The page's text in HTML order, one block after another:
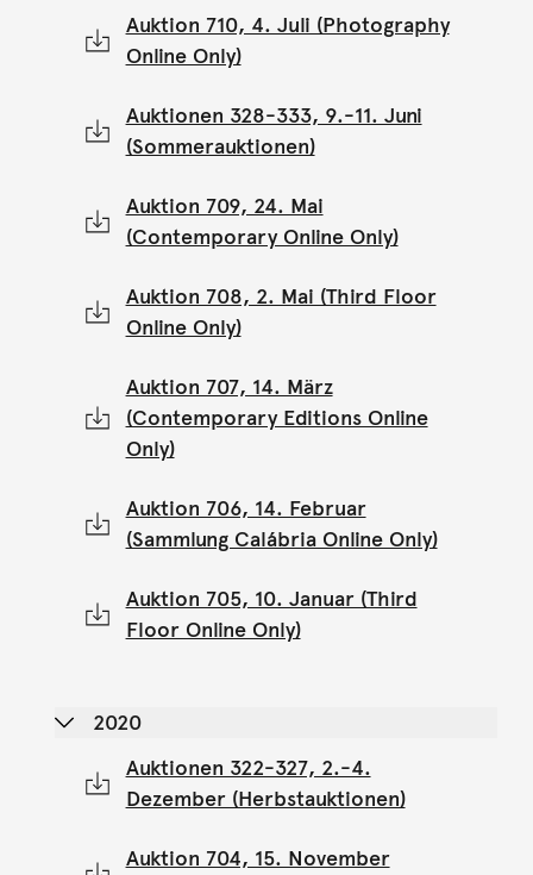
Auktion 710, 4. Juli (Photography
Online Only)
Auktionen 328-333, 9.-11. Juni
(Sommerauktionen)
Auktion 709, 24. Mai
(Contemporary Online Only)
Auktion 708, 2. Mai (Third Floor
Online Only)
Auktion 707, 14. März
(Contemporary Editions Online
Only)
Auktion 706, 14. Februar
(Sammlung Calábria Online Only)
Auktion 705, 10. Januar (Third
Floor Online Only)
2020
Auktionen 322-327, 2.-4.
Dezember (Herbstauktionen)
Auktion 704, 15. November